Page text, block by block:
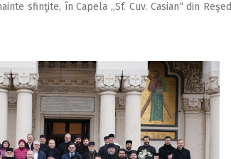
sfinţite, în Capela ,,Sf. Cuv. Casian“ din